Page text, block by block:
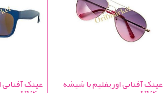
عینک آفتابی اوریفلیم با شیشه عینک